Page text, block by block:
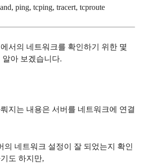
ping, tcping, tracert, tcproute
서의 네트워크를 확인하기 위한 몇
아 보겠습니다.
지는 내용은 서버를 네트워크에 연결
의 네트워크 설정이 잘 되었는지 확인
도 하지만,